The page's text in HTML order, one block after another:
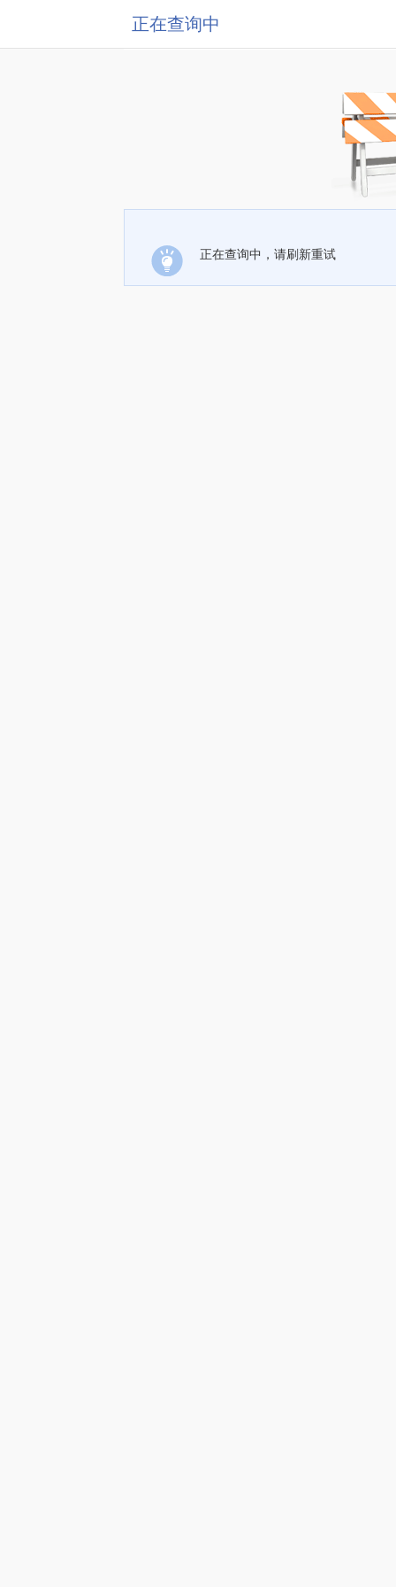
正在查询中
正在查询中，请刷新重试